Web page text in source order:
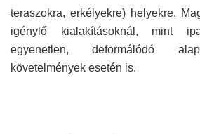
teraszokra, erkélyekre) helyekre.
igénylő kialakításoknál, mint
egyenetlen, deformálódó
követelmények esetén is.